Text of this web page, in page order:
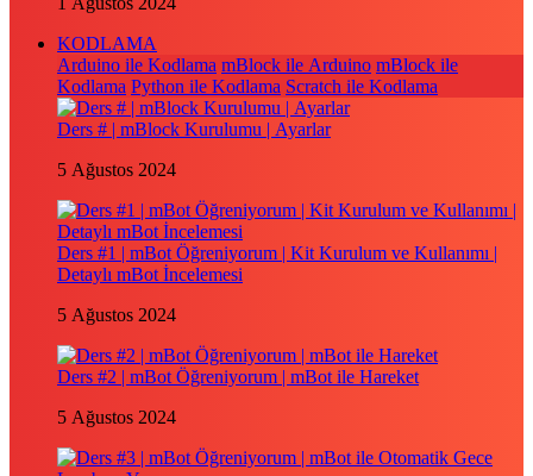
KODLAMA
Arduino ile Kodlama mBlock ile Arduino mBlock ile
Kodlama Python ile Kodlama Scratch ile Kodlama
Ders # | mBlock Kurulumu | Ayarlar
5 Ağustos 2024
Ders #1 | mBot Öğreniyorum | Kit Kurulum ve Kullanımı |
Detaylı mBot İncelemesi
5 Ağustos 2024
Ders #2 | mBot Öğreniyorum | mBot ile Hareket
5 Ağustos 2024